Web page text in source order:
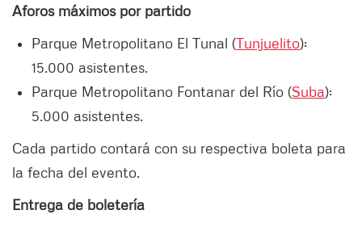
Aforos máximos por partido
Parque Metropolitano El Tunal (Tunjuelito):
15.000 asistentes.
Parque Metropolitano Fontanar del Río (Suba):
5.000 asistentes.
Cada partido contará con su respectiva boleta para
la fecha del evento.
Entrega de boletería